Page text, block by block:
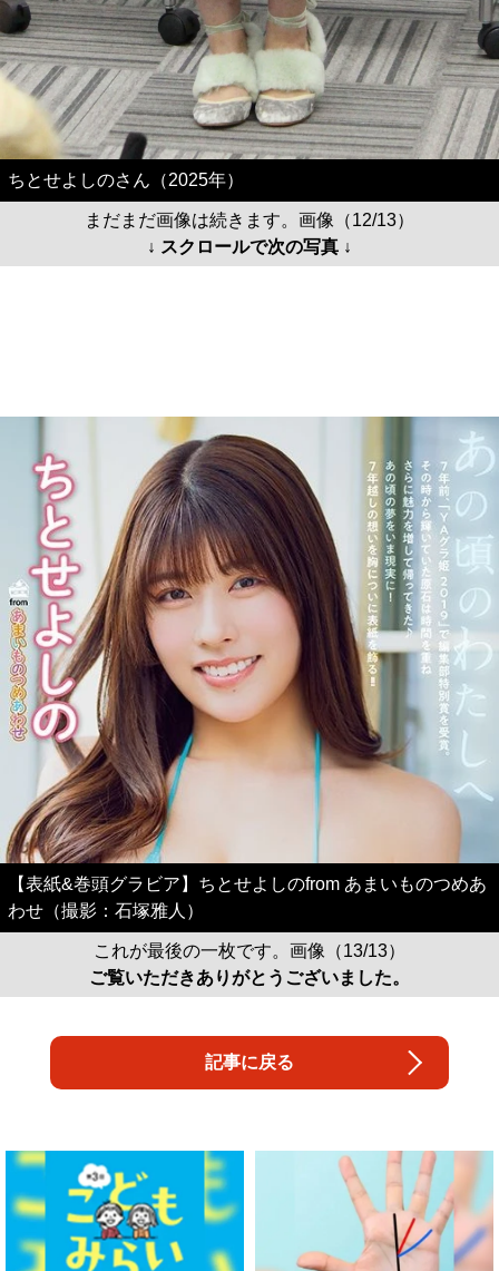
ちとせよしのさん（2025年）
まだまだ画像は続きます。画像（12/13）
↓ スクロールで次の写真 ↓
【表紙&巻頭グラビア】ちとせよしのfrom あまいものつめあ
わせ（撮影：石塚雅人）
これが最後の一枚です。画像（13/13）
ご覧いただきありがとうございました。
記事に戻る